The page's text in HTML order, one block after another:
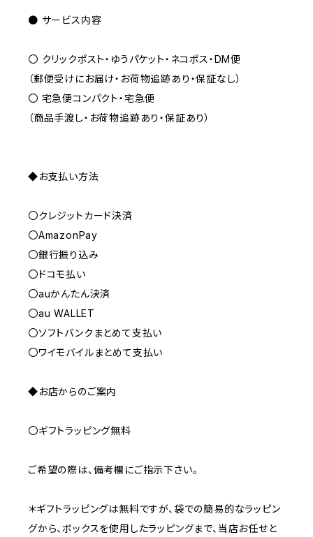
● サービス内容
〇 クリックポスト・ゆうパケット・ネコポス・DM便
（郵便受けにお届け・お荷物追跡あり・保証なし）
〇 宅急便コンパクト・宅急便
（商品手渡し・お荷物追跡あり・保証あり）
◆お支払い方法
〇クレジットカード決済
〇AmazonPay
〇銀行振り込み
〇ドコモ払い
〇auかんたん決済
〇au WALLET
〇ソフトバンクまとめて支払い
〇ワイモバイルまとめて支払い
◆お店からのご案内
〇ギフトラッピング無料
ご希望の際は、備考欄にご指示下さい。
＊ギフトラッピングは無料ですが、袋での簡易的なラッピン
グから、ボックスを使用したラッピングまで、当店お任せと